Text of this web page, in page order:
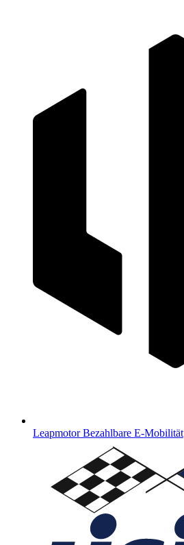
Leapmotor Bezahlbare E-Mobilität